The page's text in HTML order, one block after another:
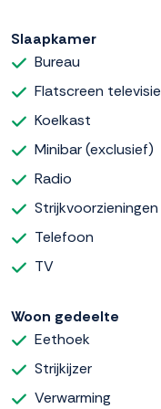
Slaapkamer
Bureau
Flatscreen televisie
Koelkast
Minibar (exclusief)
Radio
Strijkvoorzieningen
Telefoon
TV
Woon gedeelte
Eethoek
Strijkijzer
Verwarming